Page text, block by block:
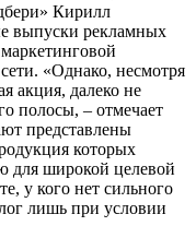
Кирилл
выпуски рекламных
«Однако, несмотря
акция, далеко не
полосы, – отмечает
представлены
которых
для широкой целевой
у кого нет сильного
лишь при условии